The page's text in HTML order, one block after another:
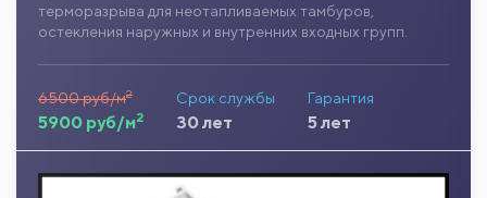
терморазрыва для неотапливаемых тамбуров,
остекления наружных и внутренних входных групп.
6500 руб/м2
5900 руб/м2
Срок службы
30 лет
Гарантия
5 лет